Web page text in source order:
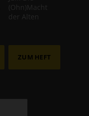
(Ohn)Macht
der Alten
ZUM HEFT